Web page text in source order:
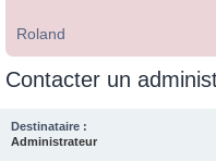
Roland
Contacter un
Destinataire :
Administrateur